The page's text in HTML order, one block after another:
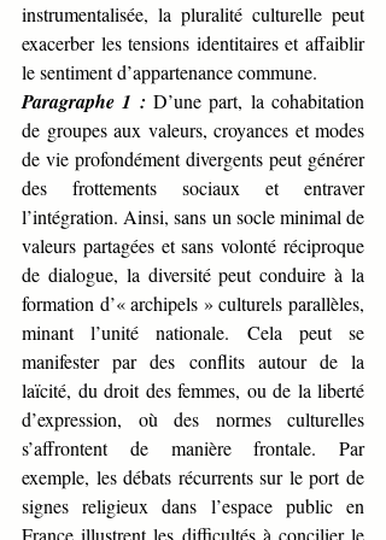
instrumentalisée, la pluralité culturelle peut
exacerber les tensions identitaires et affaiblir
le sentiment d’appartenance commune.
Paragraphe 1 : D’une part, la cohabitation
de groupes aux valeurs, croyances et modes
de vie profondément divergents peut générer
des frottements sociaux et entraver
l’intégration. Ainsi, sans un socle minimal de
valeurs partagées et sans volonté réciproque
de dialogue, la diversité peut conduire à la
formation d’« archipels » culturels parallèles,
minant l’unité nationale. Cela peut se
manifester par des conflits autour de la
laïcité, du droit des femmes, ou de la liberté
d’expression, où des normes culturelles
s’affrontent de manière frontale. Par
exemple, les débats récurrents sur le port de
signes religieux dans l’espace public en
France illustrent les difficultés à concilier le